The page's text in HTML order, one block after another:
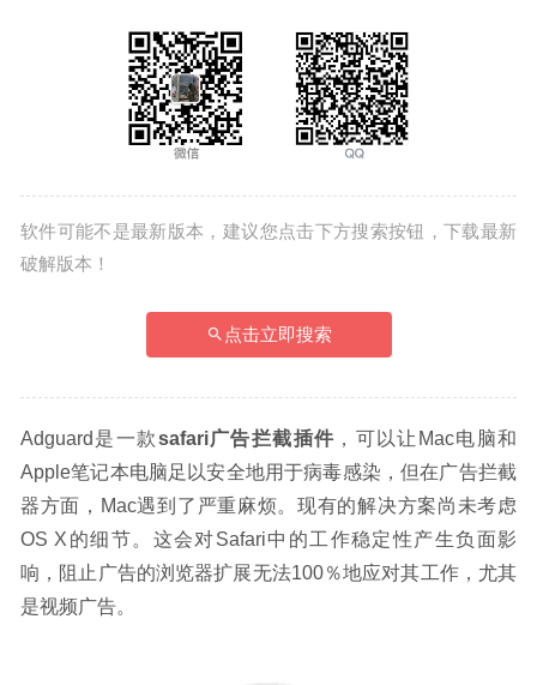
软件可能不是最新版本，建议您点击下方搜索按钮，下载最新
破解版本！
点击立即搜索
Adguard是一款safari广告拦截插件 ，可以让Mac电脑和
Apple笔记本电脑足以安全地用于病毒感染，但在广告拦截
器方面，Mac遇到了严重麻烦。现有的解决方案尚未考虑
OS X的细节。这会对Safari中的工作稳定性产生负面影
响，阻止广告的浏览器扩展无法100％地应对其工作，尤其
是视频广告。